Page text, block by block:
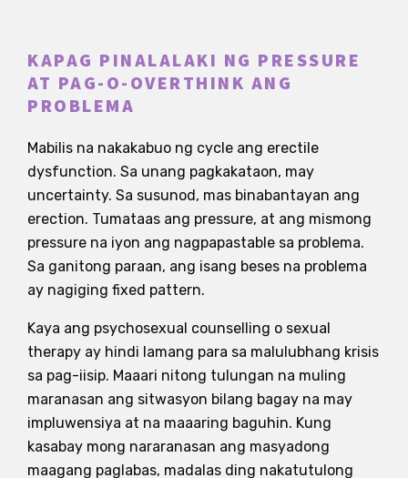
KAPAG PINALALAKI NG PRESSURE
AT PAG-O-OVERTHINK ANG
PROBLEMA
Mabilis na nakakabuo ng cycle ang erectile
dysfunction. Sa unang pagkakataon, may
uncertainty. Sa susunod, mas binabantayan ang
erection. Tumataas ang pressure, at ang mismong
pressure na iyon ang nagpapastable sa problema.
Sa ganitong paraan, ang isang beses na problema
ay nagiging fixed pattern.
Kaya ang psychosexual counselling o sexual
therapy ay hindi lamang para sa malulubhang krisis
sa pag-iisip. Maaari nitong tulungan na muling
maranasan ang sitwasyon bilang bagay na may
impluwensiya at na maaaring baguhin. Kung
kasabay mong nararanasan ang masyadong
maagang paglabas, madalas ding nakatutulong